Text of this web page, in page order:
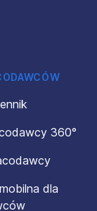
360°
dla